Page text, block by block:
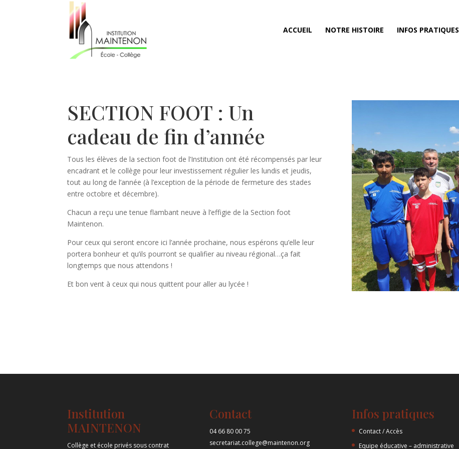
ACCUEIL NOTRE HISTOIRE INFOS PRATIQUES
SECTION FOOT : Un
cadeau de fin d’année
Tous les élèves de la section foot de l’Institution ont été récompensés par leur
encadrant et le collège pour leur investissement régulier les lundis et jeudis,
tout au long de l’année (à l’exception de la période de fermeture des stades
entre octobre et décembre).
Chacun a reçu une tenue flambant neuve à l’effigie de la Section foot
Maintenon.
Pour ceux qui seront encore ici l’année prochaine, nous espérons qu’elle leur
portera bonheur et qu’ils pourront se qualifier au niveau régional…ça fait
longtemps que nous attendons !
Et bon vent à ceux qui nous quittent pour aller au lycée !
Institution
MAINTENON
Collège et école privés sous contrat
Contact
04 66 80 00 75
secretariat.college@maintenon.org
Infos pratiques
Contact / Accès
Equipe éducative – administrative